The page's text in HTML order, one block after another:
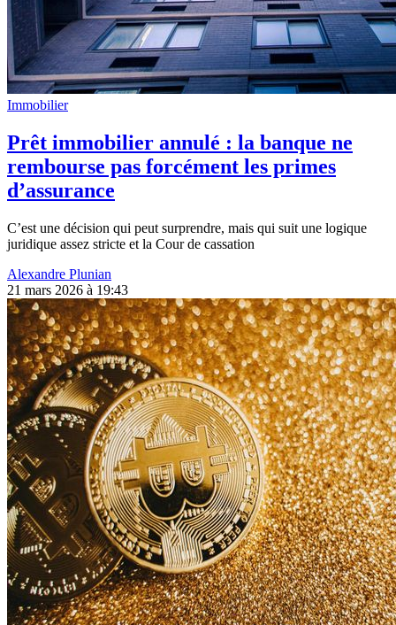
Immobilier
Prêt immobilier annulé : la banque ne
rembourse pas forcément les primes
d’assurance
C’est une décision qui peut surprendre, mais qui suit une logique
juridique assez stricte et la Cour de cassation
Alexandre Plunian
21 mars 2026 à 19:43